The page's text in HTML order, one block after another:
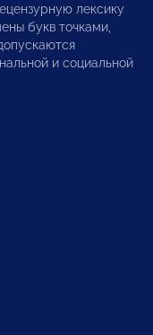
лексику
букв точками,
и социальной